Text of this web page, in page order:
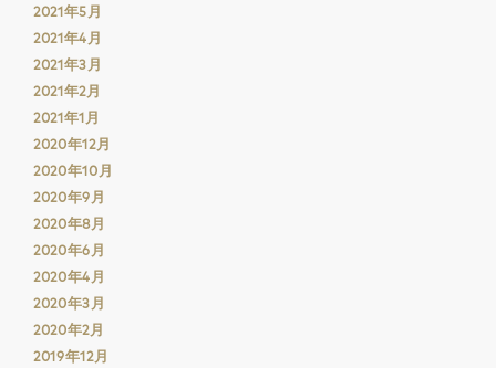
2021年5月
2021年4月
2021年3月
2021年2月
2021年1月
2020年12月
2020年10月
2020年9月
2020年8月
2020年6月
2020年4月
2020年3月
2020年2月
2019年12月